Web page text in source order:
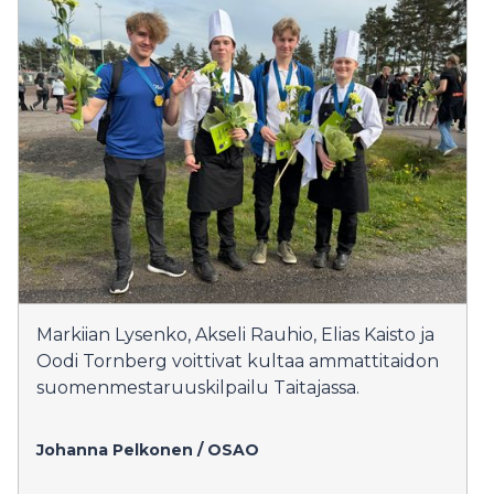
Markiian Lysenko, Akseli Rauhio, Elias Kaisto ja
Oodi Tornberg voittivat kultaa ammattitaidon
suomenmestaruuskilpailu Taitajassa.
Johanna Pelkonen / OSAO